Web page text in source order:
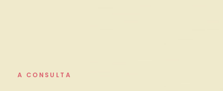
A CONSULTA